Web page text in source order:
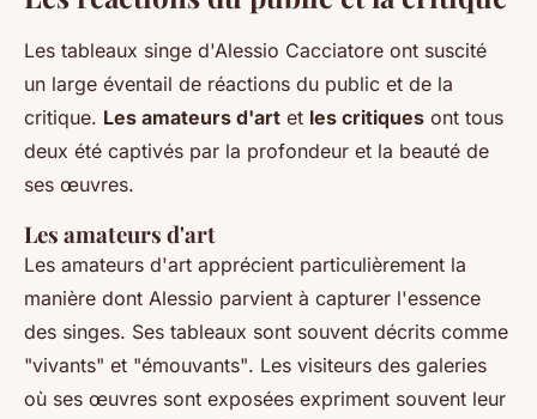
Les tableaux singe d'Alessio Cacciatore ont suscité
un large éventail de réactions du public et de la
critique. Les amateurs d'art et les critiques ont tous
deux été captivés par la profondeur et la beauté de
ses œuvres.
Les amateurs d'art
Les amateurs d'art apprécient particulièrement la
manière dont Alessio parvient à capturer l'essence
des singes. Ses tableaux sont souvent décrits comme
"vivants" et "émouvants". Les visiteurs des galeries
où ses œuvres sont exposées expriment souvent leur